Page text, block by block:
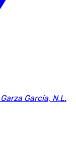
García, N.L.